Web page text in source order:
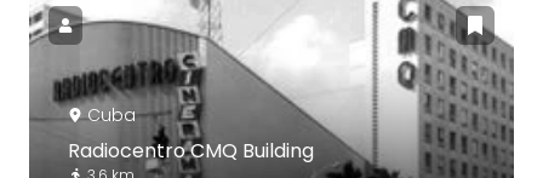
Cuba
Radiocentro CMQ Building